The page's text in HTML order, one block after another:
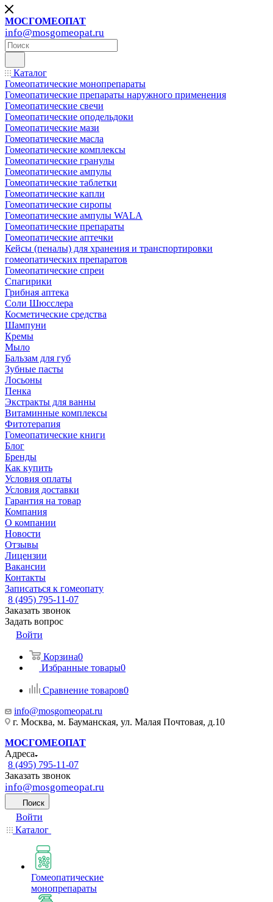
МОСГОМЕОПАТ
info@mosgomeopat.ru
Каталог
Гомеопатические монопрепараты
Гомеопатические препараты наружного применения
Гомеопатические свечи
Гомеопатические оподельдоки
Гомеопатические мази
Гомеопатические масла
Гомеопатические комплексы
Гомеопатические гранулы
Гомеопатические ампулы
Гомеопатические таблетки
Гомеопатические капли
Гомеопатические сиропы
Гомеопатические ампулы WALA
Гомеопатические препараты
Гомеопатические аптечки
Кейсы (пеналы) для хранения и транспортировки
гомеопатических препаратов
Гомеопатические спреи
Спагирики
Грибная аптека
Соли Шюсслера
Косметические средства
Шампуни
Кремы
Мыло
Бальзам для губ
Зубные пасты
Лосьоны
Пенка
Экстракты для ванны
Витаминные комплексы
Фитотерапия
Гомеопатические книги
Блог
Бренды
Как купить
Условия оплаты
Условия доставки
Гарантия на товар
Компания
О компании
Новости
Отзывы
Лицензии
Вакансии
Контакты
Записаться к гомеопату
8 (495) 795-11-07
Заказать звонок
Задать вопрос
Войти
Корзина0
Избранные товары0
Сравнение товаров0
info@mosgomeopat.ru
г. Москва, м. Бауманская, ул. Малая Почтовая, д.10
МОСГОМЕОПАТ
Адреса
8 (495) 795-11-07
Заказать звонок
info@mosgomeopat.ru
Поиск
Войти
Каталог
Гомеопатические
монопрепараты